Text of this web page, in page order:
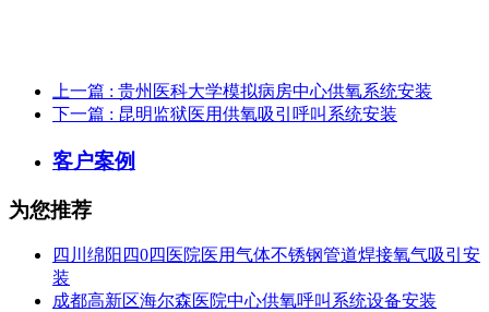
上一篇 : 贵州医科大学模拟病房中心供氧系统安装
下一篇 : 昆明监狱医用供氧吸引呼叫系统安装
客户案例
为您推荐
四川绵阳四0四医院医用气体不锈钢管道焊接氧气吸引安
装
成都高新区海尔森医院中心供氧呼叫系统设备安装